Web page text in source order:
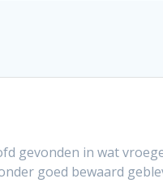
gevonden in wat
goed bewaard